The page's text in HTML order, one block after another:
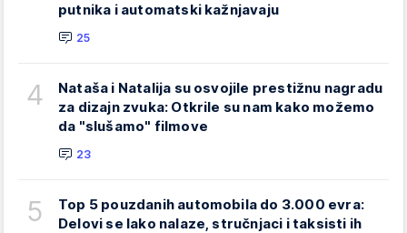
putnika i automatski kažnjavaju
25
4
Nataša i Natalija su osvojile prestižnu nagradu
za dizajn zvuka: Otkrile su nam kako možemo
da "slušamo" filmove
23
5
Top 5 pouzdanih automobila do 3.000 evra:
Delovi se lako nalaze, stručnjaci i taksisti ih